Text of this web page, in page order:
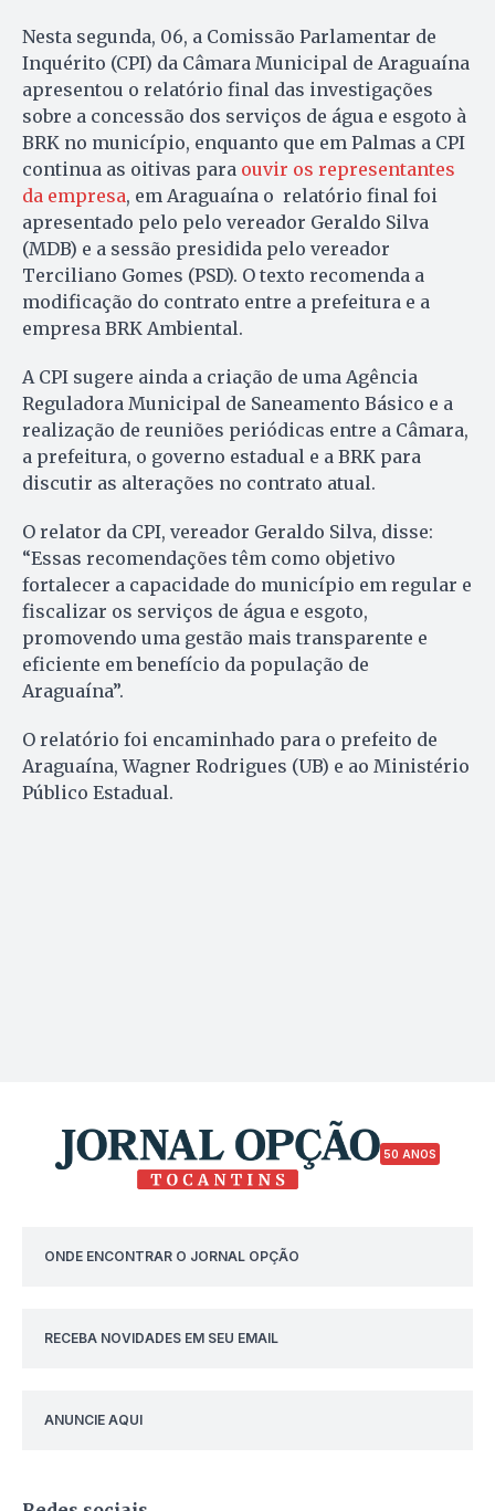
Nesta segunda, 06, a Comissão Parlamentar de
Inquérito (CPI) da Câmara Municipal de Araguaína
apresentou o relatório final das investigações
sobre a concessão dos serviços de água e esgoto à
BRK no município, enquanto que em Palmas a CPI
continua as oitivas para ouvir os representantes
da empresa, em Araguaína o relatório final foi
apresentado pelo pelo vereador Geraldo Silva
(MDB) e a sessão presidida pelo vereador
Terciliano Gomes (PSD). O texto recomenda a
modificação do contrato entre a prefeitura e a
empresa BRK Ambiental.
A CPI sugere ainda a criação de uma Agência
Reguladora Municipal de Saneamento Básico e a
realização de reuniões periódicas entre a Câmara,
a prefeitura, o governo estadual e a BRK para
discutir as alterações no contrato atual.
O relator da CPI, vereador Geraldo Silva, disse:
“Essas recomendações têm como objetivo
fortalecer a capacidade do município em regular e
fiscalizar os serviços de água e esgoto,
promovendo uma gestão mais transparente e
eficiente em benefício da população de
Araguaína”.
O relatório foi encaminhado para o prefeito de
Araguaína, Wagner Rodrigues (UB) e ao Ministério
Público Estadual.
50 ANOS
ONDE ENCONTRAR O JORNAL OPÇÃO
RECEBA NOVIDADES EM SEU EMAIL
ANUNCIE AQUI